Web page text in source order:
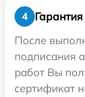
4
Гарантия
После
подписания
работ Вы
сертификат